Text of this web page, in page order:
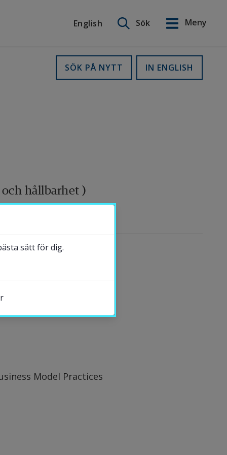
English
Sök
Meny
IN ENGLISH
SÖK PÅ NYTT
hållbarhet )
Model Practices
English
sätt för dig.